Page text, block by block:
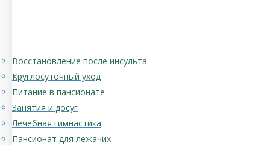
Восстановление после инсульта
Круглосуточный уход
Питание в пансионате
Занятия и досуг
Лечебная гимнастика
Пансионат для лежачих